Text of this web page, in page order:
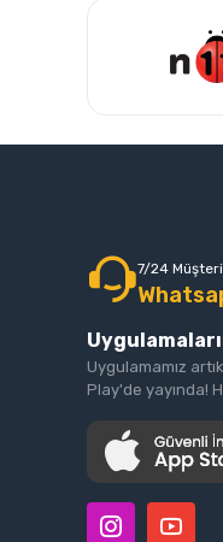
7/24
Uygulamamız
Play'de yayında!